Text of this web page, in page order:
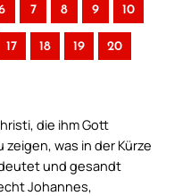
7 8 9 10
17 18 19 20
die ihm Gott
was in der Kürze
und gesandt
Johannes,